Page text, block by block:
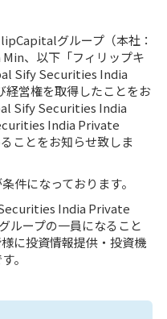
グループ（本社：
、以下「フィリップキ
Sify Securities India
営権を取得したことをお
Sify Securities India
India Private
ことをお知らせ致しま
件になっております。
India Private
ループの一員になること
に投資情報提供・投資機
。